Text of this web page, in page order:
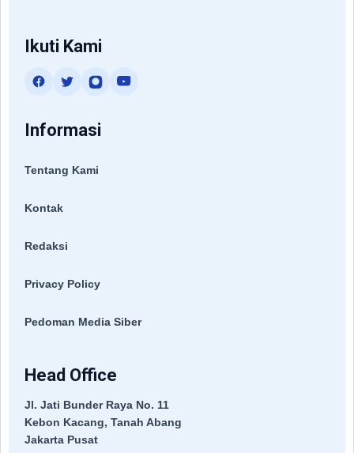
Ikuti Kami
Informasi
Tentang Kami
Kontak
Redaksi
Privacy Policy
Pedoman Media Siber
Head Office
Jl. Jati Bunder Raya No. 11
Kebon Kacang, Tanah Abang
Jakarta Pusat